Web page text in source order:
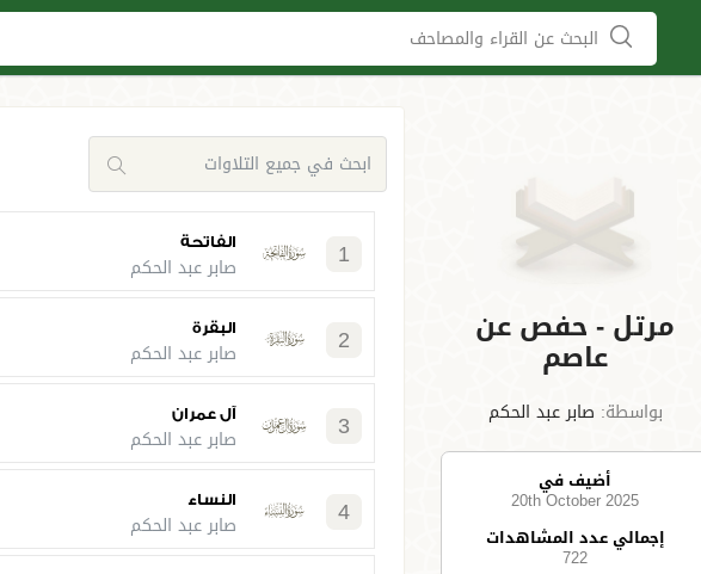
البحث عن القراء والمصاحف
مرتل - حفص عن
عاصم
بواسطة: صابر عبد الحكم
أضيف في
20th October 2025
إجمالي عدد المشاهدات
722
1 الفاتحة
صابر عبد الحكم
2 البقرة
صابر عبد الحكم
3 آل عمران
صابر عبد الحكم
4 النساء
صابر عبد الحكم